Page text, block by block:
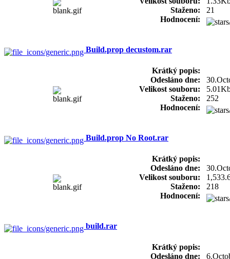
Staženo:
21
Hodnocení:
Build.prop decustom.rar
Krátký popis:
Odesláno dne:
Velikost souboru:
Staženo:
252
Hodnocení:
Build.prop No Root.rar
Krátký popis:
Odesláno dne:
Velikost souboru:
Staženo:
218
Hodnocení:
build.rar
Krátký popis:
Odesláno dne: